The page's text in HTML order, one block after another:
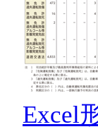
Excel